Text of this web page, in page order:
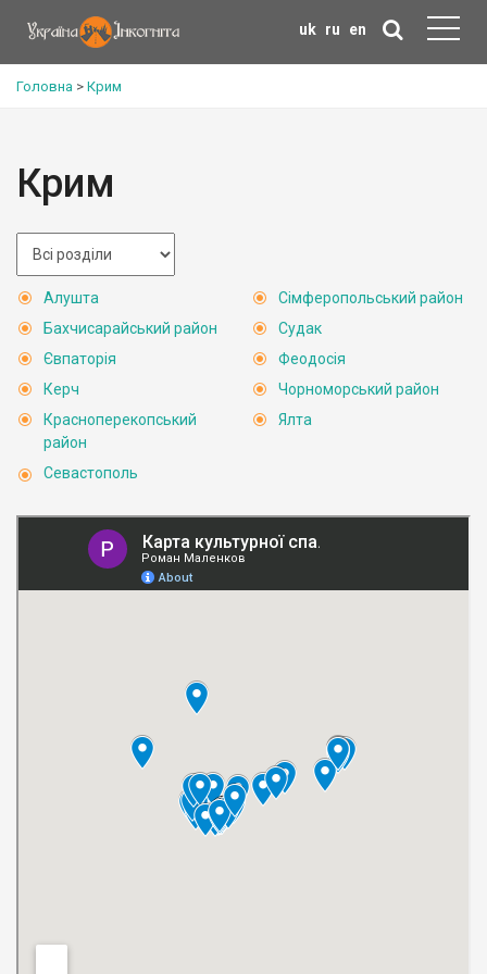
uk ru en
Головна > Крим
Крим
Алушта
Бахчисарайський район
Євпаторія
Керч
Красноперекопський
район
Севастополь
Сімферопольський район
Судак
Феодосія
Чорноморський район
Ялта